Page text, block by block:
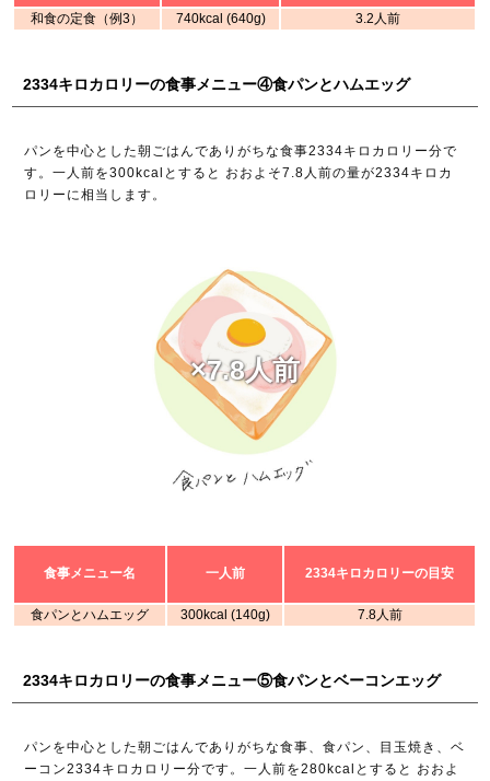
和食の定食（例3） 740kcal (640g) 3.2人前
2334キロカロリーの食事メニュー④食パンとハムエッグ
パンを中心とした朝ごはんでありがちな食事2334キロカロリー分で
す。一人前を300kcalとすると おおよそ7.8人前の量が2334キロカ
ロリーに相当します。
×7.8人前
食事メニュー名 一人前 2334キロカロリーの目安
食パンとハムエッグ 300kcal (140g) 7.8人前
2334キロカロリーの食事メニュー⑤食パンとベーコンエッグ
パンを中心とした朝ごはんでありがちな食事、食パン、目玉焼き、ベ
ーコン2334キロカロリー分です。一人前を280kcalとすると おおよ